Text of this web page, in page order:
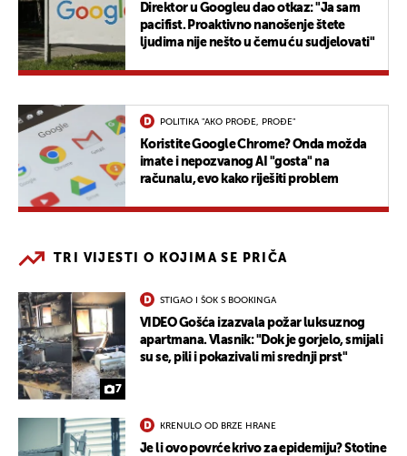
Direktor u Googleu dao otkaz: "Ja sam
pacifist. Proaktivno nanošenje štete
ljudima nije nešto u čemu ću sudjelovati"
POLITIKA "AKO PROĐE, PROĐE"
Koristite Google Chrome? Onda možda
imate i nepozvanog AI "gosta" na
računalu, evo kako riješiti problem
TRI VIJESTI O KOJIMA SE PRIČA
7
STIGAO I ŠOK S BOOKINGA
VIDEO Gošća izazvala požar luksuznog
apartmana. Vlasnik: "Dok je gorjelo, smijali
su se, pili i pokazivali mi srednji prst"
KRENULO OD BRZE HRANE
Je li ovo povrće krivo za epidemiju? Stotine